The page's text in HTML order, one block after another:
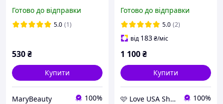
Готово до відправки
5.0 (1)
530₴
Купити
MaryBeauty 100%
Intensifier
Готово до відправки
5.0 (2)
від 183₴/міс
1 100₴
Купити
🩷 Love USA Shop 🩷 100%